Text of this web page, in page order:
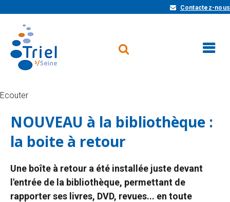
Contactez-nous
Ecouter
NOUVEAU à la bibliothèque :
la boite à retour
Une boîte à retour a été installée juste devant
l'entrée de la bibliothèque, permettant de
rapporter ses livres, DVD, revues... en toute